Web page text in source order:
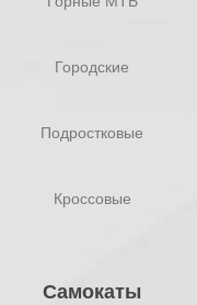
Городские
Подростковые
Кроссовые
Самокаты